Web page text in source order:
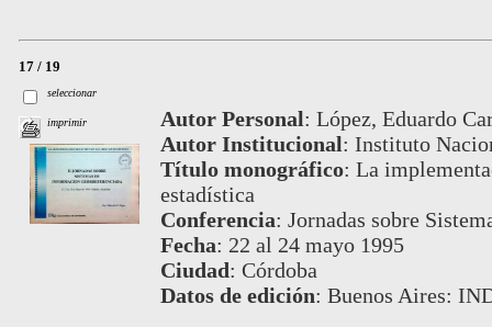
17 / 19
seleccionar
imprimir Autor Personal: López, Eduardo
Autor Institucional: Instituto
Título monográfico: La
estadística
Conferencia: Jornadas sobre
Fecha: 22 al 24 mayo 1995
Ciudad: Córdoba
Datos de edición: Buenos Aires: